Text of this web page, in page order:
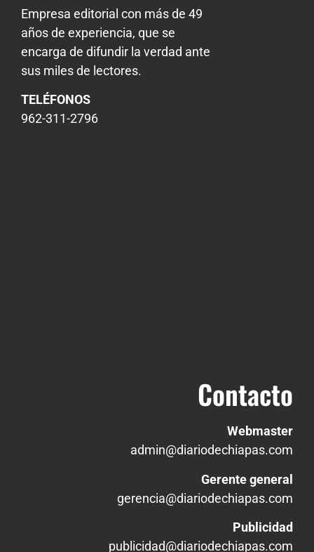
Empresa editorial con más de 49
años de experiencia, que se
encarga de difundir la verdad ante
sus miles de lectores.
TELÉFONOS
962-311-2796
Contacto
Webmaster
admin@diariodechiapas.com
Gerente general
gerencia@diariodechiapas.com
Publicidad
publicidad@diariodechiapas.com